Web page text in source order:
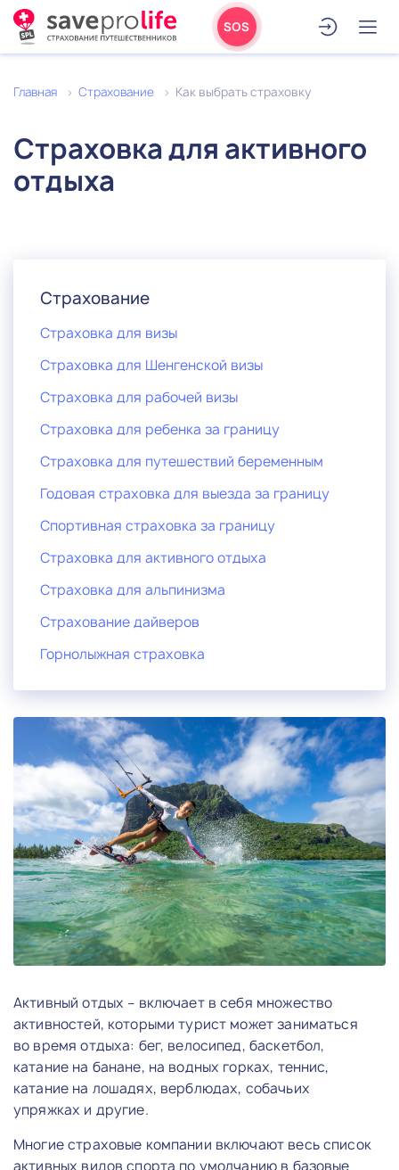
SOS
Главная Страхование Как выбрать страховку
Страховка для активного
отдыха
Страхование
Страховка для визы
Страховка для Шенгенской визы
Страховка для рабочей визы
Страховка для ребенка за границу
Страховка для путешествий беременным
Годовая страховка для выезда за границу
Спортивная страховка за границу
Страховка для активного отдыха
Страховка для альпинизма
Страхование дайверов
Горнолыжная страховка
Активный отдых – включает в себя множество
активностей, которыми турист может заниматься
во время отдыха: бег, велосипед, баскетбол,
катание на банане, на водных горках, теннис,
катание на лошадях, верблюдах, собачьих
упряжках и другие.
Многие страховые компании включают весь список
активных видов спорта по умолчанию в базовые